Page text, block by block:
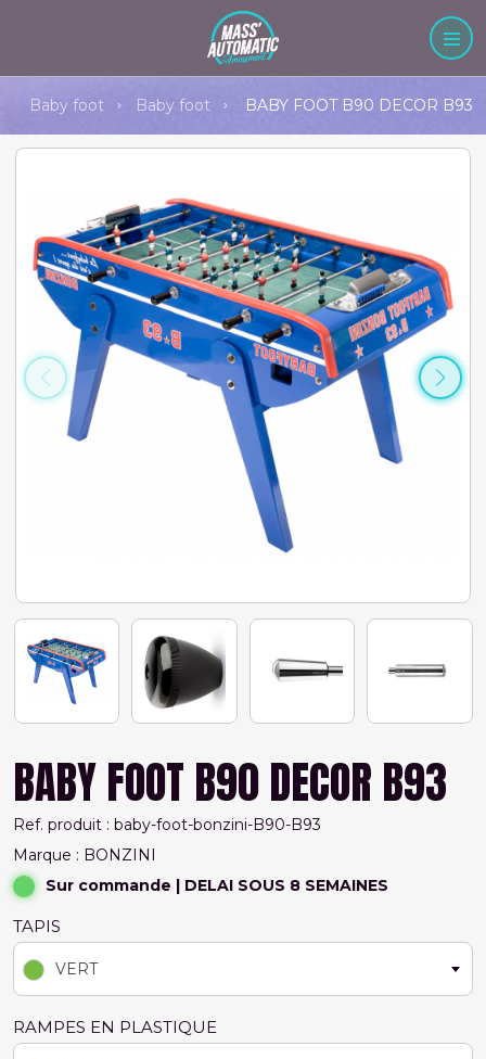
Baby foot Baby foot BABY FOOT B90 DECOR B93
BABY FOOT B90 DECOR B93
Ref. produit : baby-foot-bonzini-B90-B93
Marque : BONZINI
Sur commande | DELAI SOUS 8 SEMAINES
TAPIS
VERT
RAMPES EN PLASTIQUE